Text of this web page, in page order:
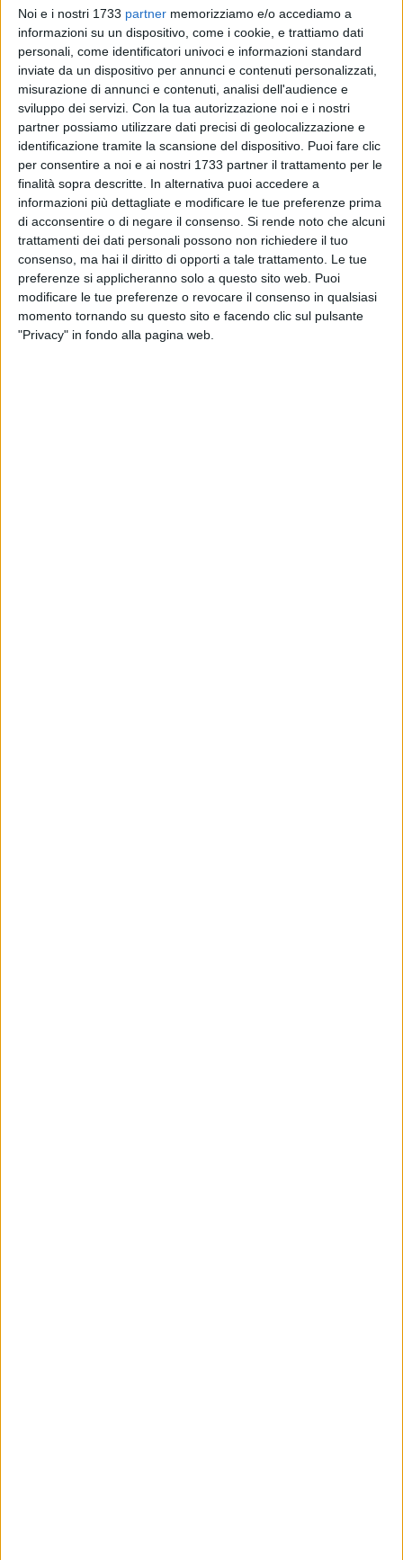
Noi e i nostri 1733 partner memorizziamo e/o accediamo a
informazioni su un dispositivo, come i cookie, e trattiamo dati
personali, come identificatori univoci e informazioni standard
inviate da un dispositivo per annunci e contenuti personalizzati,
misurazione di annunci e contenuti, analisi dell'audience e
sviluppo dei servizi. Con la tua autorizzazione noi e i nostri
partner possiamo utilizzare dati precisi di geolocalizzazione e
identificazione tramite la scansione del dispositivo. Puoi fare clic
per consentire a noi e ai nostri 1733 partner il trattamento per le
finalità sopra descritte. In alternativa puoi accedere a
informazioni più dettagliate e modificare le tue preferenze prima
di acconsentire o di negare il consenso. Si rende noto che alcuni
trattamenti dei dati personali possono non richiedere il tuo
consenso, ma hai il diritto di opporti a tale trattamento. Le tue
preferenze si applicheranno solo a questo sito web. Puoi
modificare le tue preferenze o revocare il consenso in qualsiasi
momento tornando su questo sito e facendo clic sul pulsante
"Privacy" in fondo alla pagina web.
24
«Il Comitato pro Archivio di Stato - dichiara l'avvocato
Alessandro Moscatelli - ha raccolto oltre 1700 firme di
cittadini ed ha presentato la petizione per la istituzione della
sede dell'Archivio di Stato della Provincia Barletta – Andria –
Trani.
Le dichiarazioni rese dinanzi al Prefetto nell'ambito della
Conferenza Provinciale Permanente per l'istituzione degli
uffici periferici dello Stato sono state superate da una
ritrovata apparente comunità di intenti.
Le dichiarazioni dell'assessore Carlo Laurora che, in sede di